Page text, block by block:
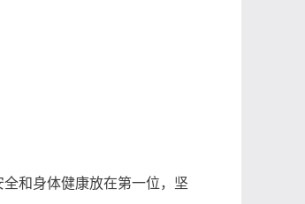
和身体健康放在第一位，坚